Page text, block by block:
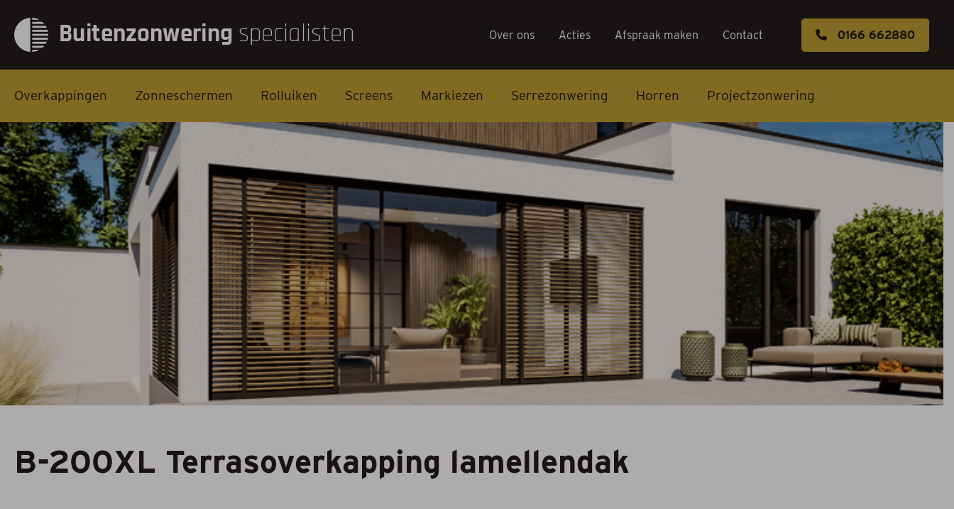
Overkappingen
Zonneschermen
Rolluiken
Screens
Markiezen
Serrezonwering
Horren
Projectzonwering
Over ons
Acties
Afspraak maken
Contact
Over ons Acties Afspraak maken Contact 0166 662880
Overkappingen Zonneschermen Rolluiken Screens Markiezen Serrezonwering Horren Projectzonwering
B-200XL Terrasoverkapping lamellendak